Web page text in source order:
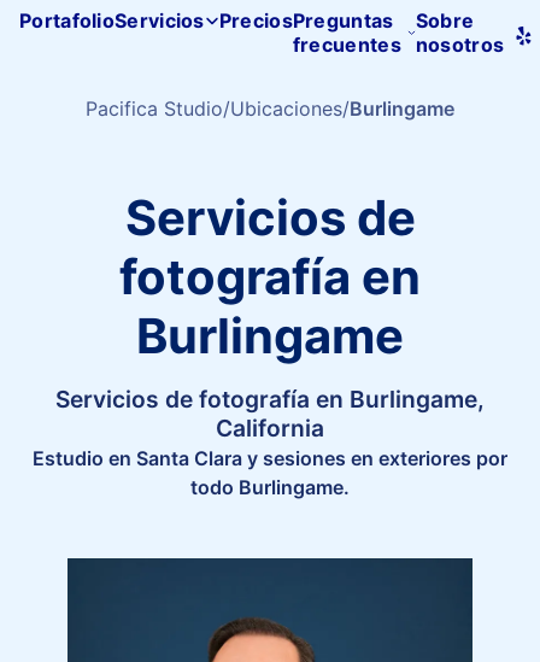
PortafolioServicios PreciosPreguntas
frecuentes
Sobre
nosotros
Pacifica Studio Ubicaciones Burlingame
Servicios de
fotografía en
Burlingame
Servicios de fotografía en Burlingame,
California
Estudio en Santa Clara y sesiones en exteriores por
todo Burlingame.